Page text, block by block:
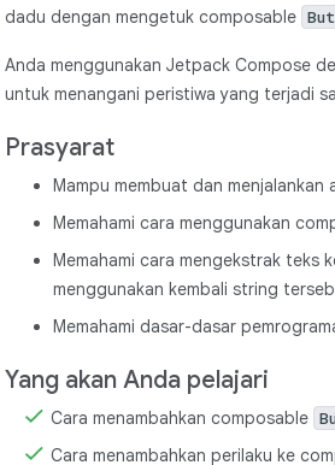
dadu dengan mengetuk composable
Anda menggunakan Jetpack Compose
untuk menangani peristiwa yang terjadi
Prasyarat
Mampu membuat dan
Memahami cara menggunakan
Memahami cara mengekstrak teks
menggunakan kembali string
Memahami dasar-dasar
Yang akan Anda pelajari
Cara menambahkan composable
Cara menambahkan perilaku ke